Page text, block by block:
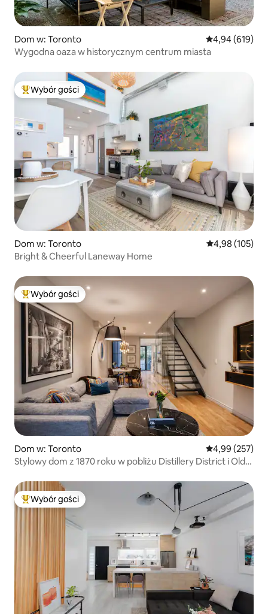
Dom w: Toronto Średnia
4,94 (619)
Wygodna oaza w historycznym centrum miasta
Najpopularniejsze z kategorii Wybór gości
Wybór gości
Dom w: Toronto Średnia
4,98 (105)
Bright & Cheerful Laneway Home
Najpopularniejsze z kategorii Wybór gości
Wybór gości
Dom w: Toronto Średnia
4,99 (257)
Stylowy dom z 1870 roku w pobliżu Distillery District i Old
Najpopularniejsze z kategorii Wybór gości
Wybór gości